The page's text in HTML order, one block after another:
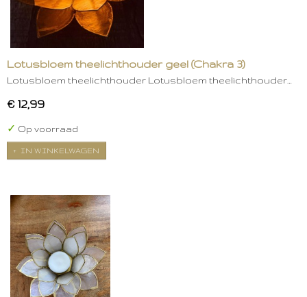
Lotusbloem theelichthouder geel (Chakra 3)
Lotusbloem theelichthouder Lotusbloem theelichthouder…
€ 12,99
✓ Op voorraad
IN WINKELWAGEN